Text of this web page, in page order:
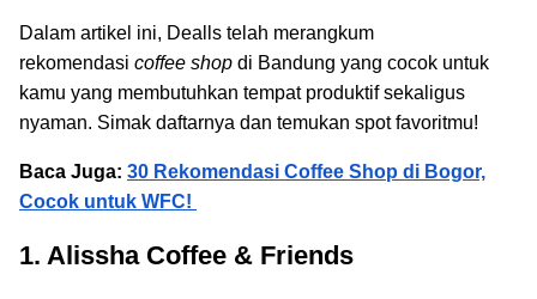
Dalam artikel ini, Dealls telah merangkum
rekomendasi coffee shop di Bandung yang cocok untuk
kamu yang membutuhkan tempat produktif sekaligus
nyaman. Simak daftarnya dan temukan spot favoritmu!
Baca Juga: 30 Rekomendasi Coffee Shop di Bogor,
Cocok untuk WFC!
1. Alissha Coffee & Friends